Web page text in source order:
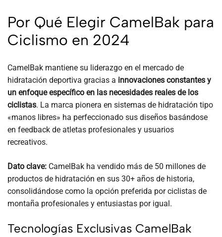
Por Qué Elegir CamelBak para
Ciclismo en 2024
CamelBak mantiene su liderazgo en el mercado de
hidratación deportiva gracias a innovaciones constantes y
un enfoque específico en las necesidades reales de los
ciclistas. La marca pionera en sistemas de hidratación tipo
«manos libres» ha perfeccionado sus diseños basándose
en feedback de atletas profesionales y usuarios
recreativos.
Dato clave: CamelBak ha vendido más de 50 millones de
productos de hidratación en sus 30+ años de historia,
consolidándose como la opción preferida por ciclistas de
montaña profesionales y entusiastas por igual.
Tecnologías Exclusivas CamelBak